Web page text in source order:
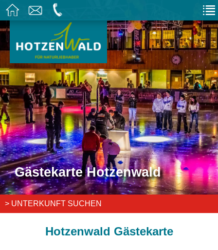
Gästekarte Hotzenwald
> UNTERKUNFT SUCHEN
Hotzenwald Gästekarte